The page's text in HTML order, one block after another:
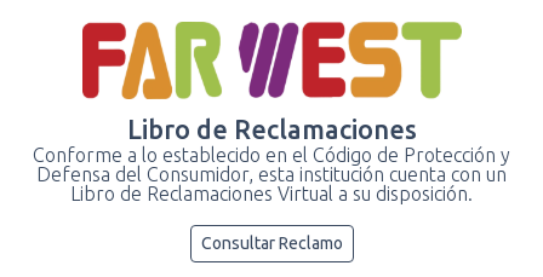
Libro de Reclamaciones
Conforme a lo establecido en el Código de Protección y
Defensa del Consumidor, esta institución cuenta con un
Libro de Reclamaciones Virtual a su disposición.
Consultar Reclamo